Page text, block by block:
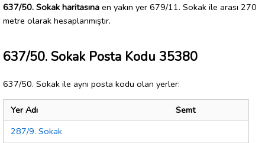
637/50. Sokak haritasına en yakın yer 679/11. Sokak ile arası 270
metre olarak hesaplanmıştır.
637/50. Sokak Posta Kodu 35380
637/50. Sokak ile aynı posta kodu olan yerler:
Yer Adı
Semt
287/9. Sokak